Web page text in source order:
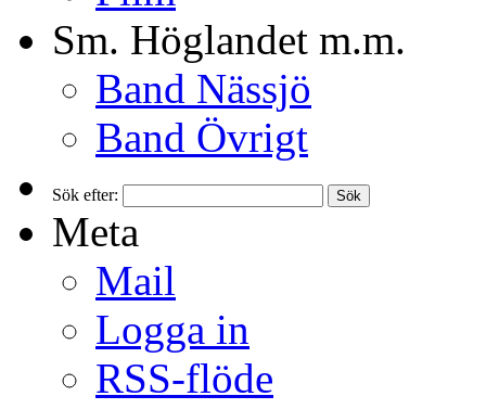
Sm. Höglandet m.m.
Band Nässjö
Band Övrigt
Sök efter:
Meta
Mail
Logga in
RSS-flöde